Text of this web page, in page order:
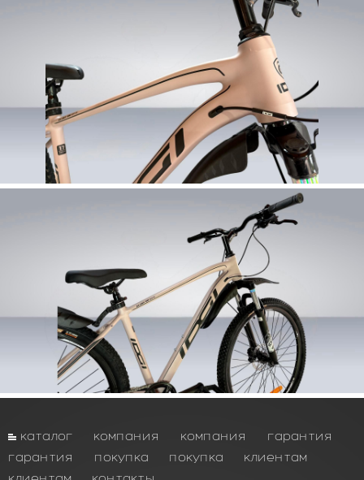
каталог компания компания
гарантия
гарантия
покупка покупка
клиентам